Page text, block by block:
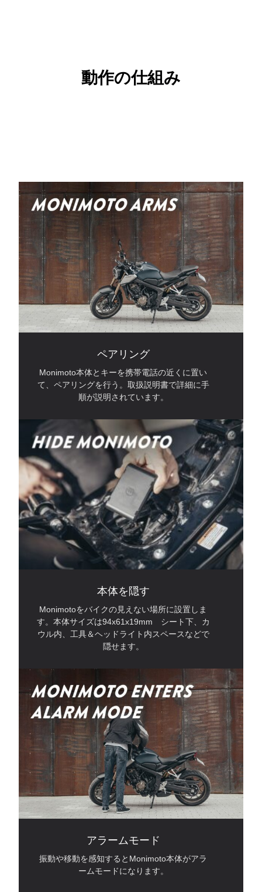
動作の仕組み
ペアリング
Monimoto本体とキーを携帯電話の近くに置い
て、ペアリングを行う。取扱説明書で詳細に手
順が説明されています。
本体を隠す
Monimotoをバイクの見えない場所に設置しま
す。本体サイズは94x61x19mm シート下、カ
ウル内、工具＆ヘッドライト内スペースなどで
隠せます。
アラームモード
振動や移動を感知するとMonimoto本体がアラ
ームモードになります。